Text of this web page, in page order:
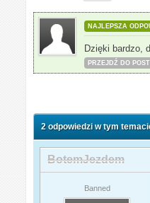
NAJLEPSZA
Dzięki bardzo,
PRZEJDŹ DO
2 odpowiedzi w tym
BotemJezdem
Banned